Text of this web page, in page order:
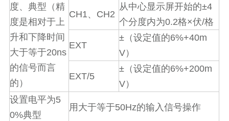
度、典型（精
度是相对于上
升和下降时间
大于等于20ns
的信号而言
的）
CH1、 CH2
从中心显示屏开始的±4
个分度内为0.2格×伏/格
EXT
± （设定值的6%+40m
V）
EXT/5
± （设定值的6%+200m
V）
设置电平为5
0%典型
用大于等于50Hz的输入信号操作